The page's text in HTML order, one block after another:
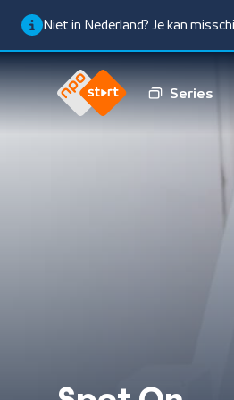
Niet in Nederland? Je kan
Series